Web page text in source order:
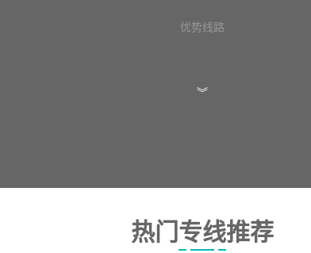
优势线路
︾
热门专线推荐